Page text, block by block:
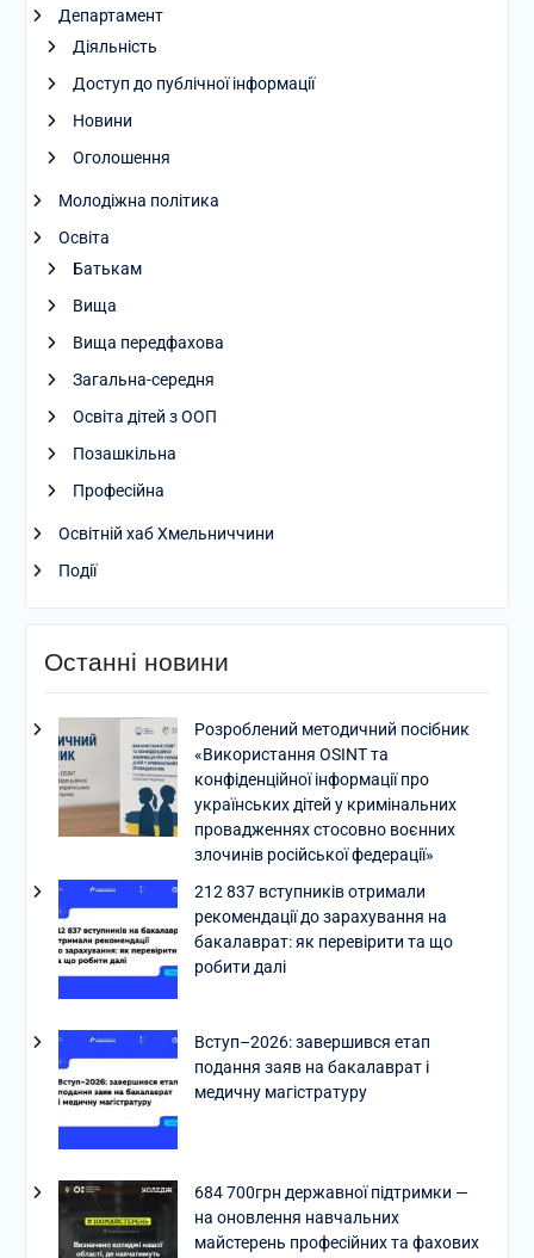
Департамент
Діяльність
Доступ до публічної інформації
Новини
Оголошення
Молодіжна політика
Освіта
Батькам
Вища
Вища передфахова
Загальна-середня
Освіта дітей з ООП
Позашкільна
Професійна
Освітній хаб Хмельниччини
Події
Останні новини
Розроблений методичний посібник
«Використання OSINT та
конфіденційної інформації про
українських дітей у кримінальних
провадженнях стосовно воєнних
злочинів російської федерації»
212 837 вступників отримали
рекомендації до зарахування на
бакалаврат: як перевірити та що
робити далі
Вступ–2026: завершився етап
подання заяв на бакалаврат і
медичну магістратуру
684 700грн державної підтримки —
на оновлення навчальних
майстерень професійних та фахових